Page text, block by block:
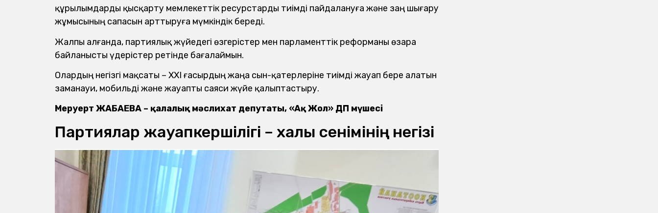
құрылымдарды қысқарту мемлекеттік ресурстарды тиімді пайдалануға және заң шығару
жұмысының сапасын арттыруға мүмкіндік береді.
Жалпы алғанда, партиялық жүйедегі өзгерістер мен парламенттік реформаны өзара
байланысты үдерістер ретінде бағалаймын.
Олардың негізгі мақсаты – ХХІ ғасырдың жаңа сын-қатерлеріне тиімді жауап бере алатын
заманауи, мобильді және жауапты саяси жүйе қалыптастыру.
Меруерт ЖАБАЕВА – қалалық мәслихат депутаты, «Ақ Жол» ҚДП мүшесі
Партиялар жауапкершілігі – халық сенімінің негізі